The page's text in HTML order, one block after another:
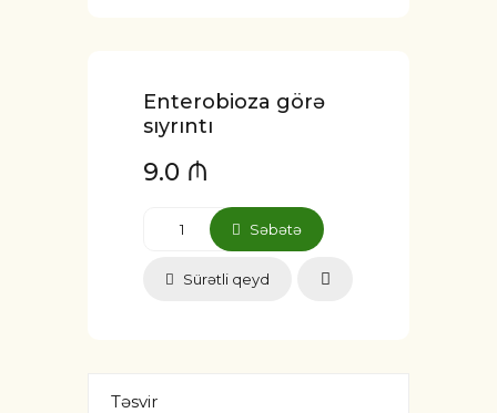
Enterobioza görə
sıyrıntı
9.0 ₼
Səbətə
Sürətli qeyd
Təsvir